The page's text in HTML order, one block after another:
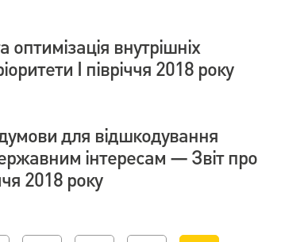
внутрішніх
І півріччя 2018 року
для відшкодування
інтересам — Звіт про
2018 року